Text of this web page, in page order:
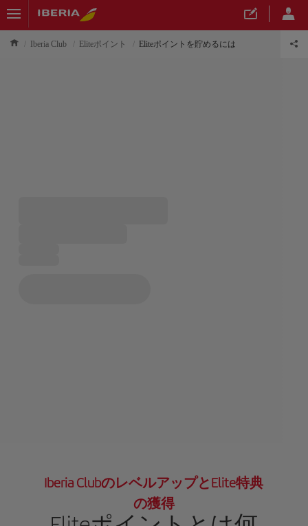
Iberia Club Eliteポイント Eliteポイントを貯めるには
Iberia ClubのレベルアップとElite特典
の獲得